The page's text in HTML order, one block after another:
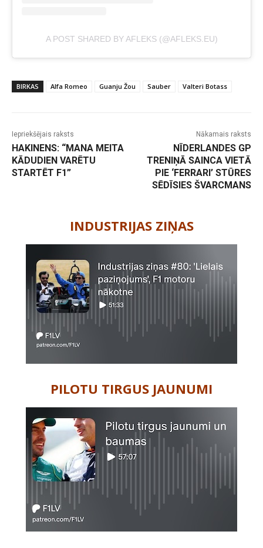
A POST SHARED BY AFLEKS (@AFLEKS.EU)
BIRKAS Alfa Romeo Guanju Žou Sauber Valteri Botass
Iepriekšējais raksts
HAKINENS: “MANA MEITA
KĀDUDIEN VARĒTU
STARTĒT F1”
Nākamais raksts
NĪDERLANDES GP
TRENIŅĀ SAINCA VIETĀ
PIE ‘FERRARI’ STŪRES
SĒDĪSIES ŠVARCMANS
INDUSTRIJAS ZIŅAS
PILOTU TIRGUS JAUNUMI